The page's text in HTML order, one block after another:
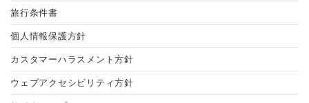
旅行条件書
個人情報保護方針
カスタマーハラスメント方針
ウェブアクセシビリティ方針